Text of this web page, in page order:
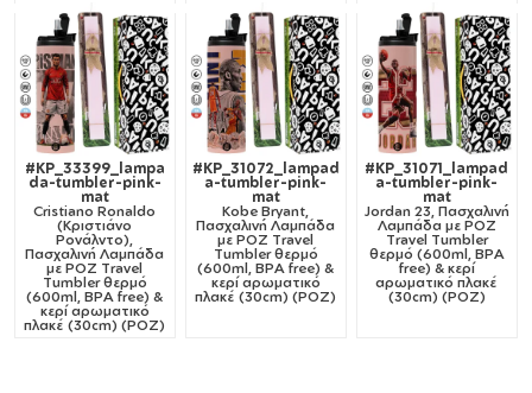
#KP_33399_lampa
da-tumbler-pink-
mat
Cristiano Ronaldo
(Κριστιάνο
Ρονάλντο),
Πασχαλινή Λαμπάδα
με ΡΟΖ Travel
Tumbler θερμό
(600ml, BPA free) &
κερί αρωματικό
πλακέ (30cm) (ΡΟΖ)
#KP_31072_lampad
a-tumbler-pink-
mat
Kobe Bryant,
Πασχαλινή Λαμπάδα
με ΡΟΖ Travel
Tumbler θερμό
(600ml, BPA free) &
κερί αρωματικό
πλακέ (30cm) (ΡΟΖ)
#KP_31071_lampad
a-tumbler-pink-
mat
Jordan 23, Πασχαλινή
Λαμπάδα με ΡΟΖ
Travel Tumbler
θερμό (600ml, BPA
free) & κερί
αρωματικό πλακέ
(30cm) (ΡΟΖ)